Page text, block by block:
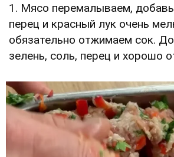
1. Мясо перемалываем,
перец и красный лук очень
обязательно отжимаем сок.
зелень, соль, перец и хорошо